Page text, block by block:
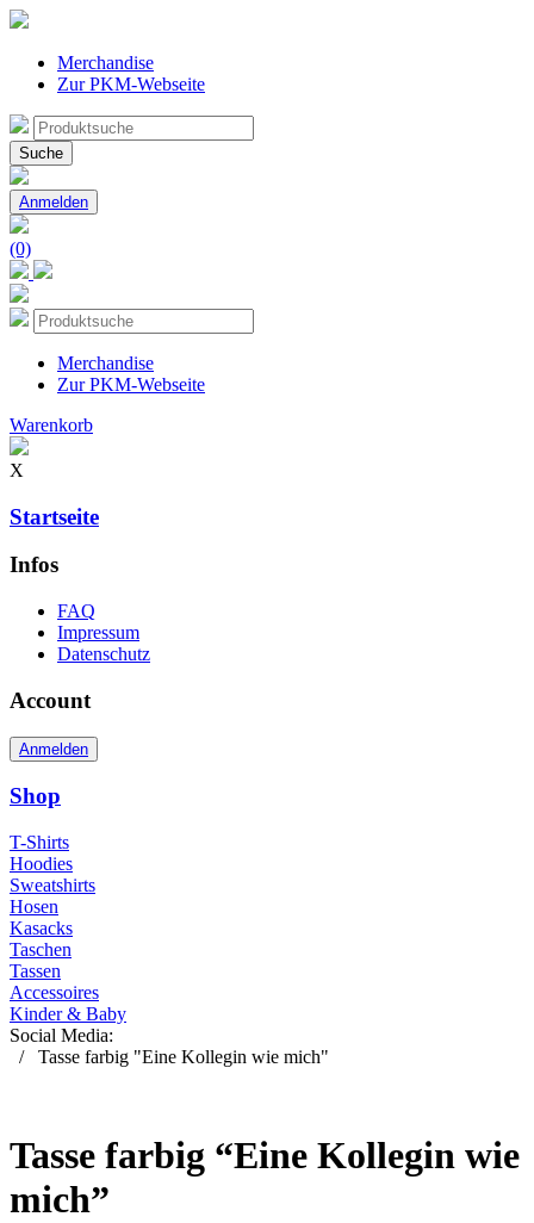
Merchandise
Zur PKM-Webseite
Suche
nach:
Suche
Anmelden
(0)
Merchandise
Zur PKM-Webseite
Warenkorb
X
Startseite
Infos
FAQ
Impressum
Datenschutz
Account
Anmelden
Shop
T-Shirts
Hoodies
Sweatshirts
Hosen
Kasacks
Taschen
Tassen
Accessoires
Kinder & Baby
Social Media:
/
Tasse farbig "Eine Kollegin wie mich"
Tasse farbig “Eine Kollegin wie
mich”